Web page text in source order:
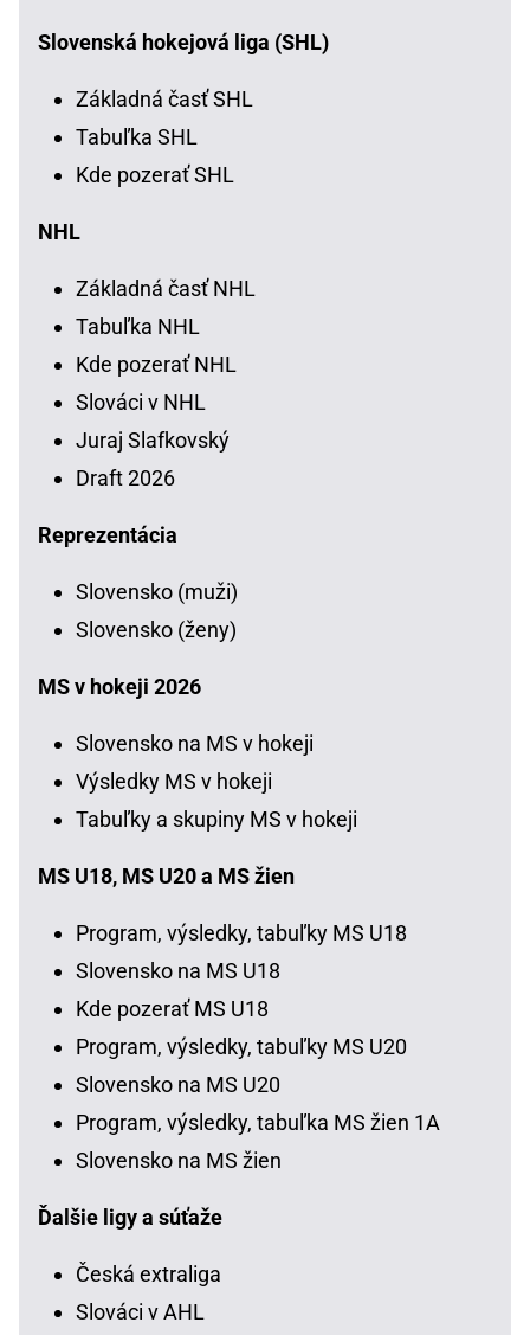
Slovenská hokejová liga (SHL)
Základná časť SHL
Tabuľka SHL
Kde pozerať SHL
NHL
Základná časť NHL
Tabuľka NHL
Kde pozerať NHL
Slováci v NHL
Juraj Slafkovský
Draft 2026
Reprezentácia
Slovensko (muži)
Slovensko (ženy)
MS v hokeji 2026
Slovensko na MS v hokeji
Výsledky MS v hokeji
Tabuľky a skupiny MS v hokeji
MS U18, MS U20 a MS žien
Program, výsledky, tabuľky MS U18
Slovensko na MS U18
Kde pozerať MS U18
Program, výsledky, tabuľky MS U20
Slovensko na MS U20
Program, výsledky, tabuľka MS žien 1A
Slovensko na MS žien
Ďalšie ligy a súťaže
Česká extraliga
Slováci v AHL